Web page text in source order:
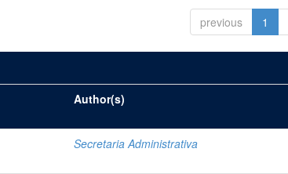
previous 1
Author(s)
Secretaria Administrativa